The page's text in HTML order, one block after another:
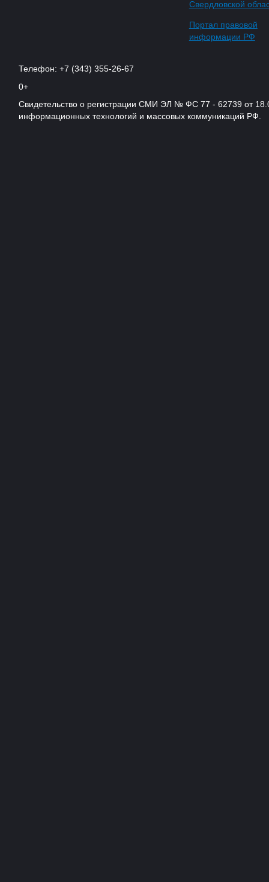
Свердловской
Портал правовой
информации РФ
Телефон: +7 (343) 355-26-67
0+
Свидетельство о регистрации СМИ ЭЛ № ФС 77 - 62739 от
информационных технологий и массовых коммуникаций РФ.